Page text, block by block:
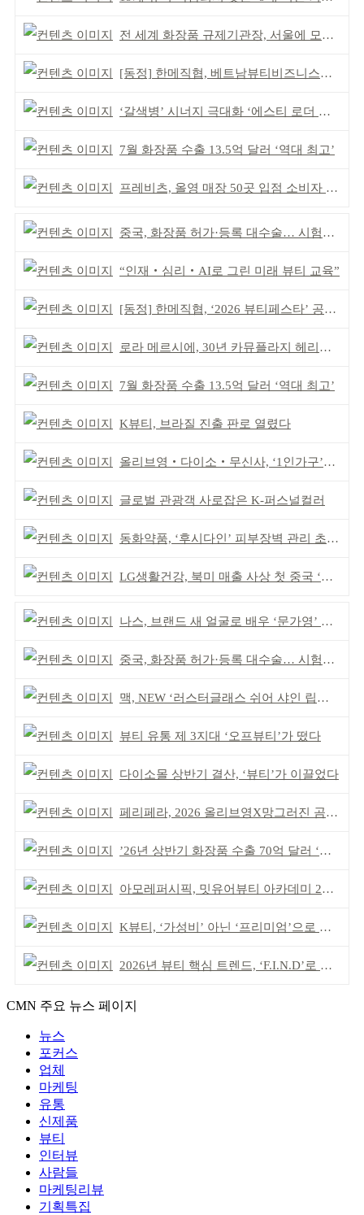
전 세계 화장품 규제기관장, 서울에 모인다
[동정] 한메직협, 베트남뷰티비즈니스협회와 MOU
‘갈색병’ 시너지 극대화 ‘에스티 로더 스킨부스터’ 출시
7월 화장품 수출 13.5억 달러 ‘역대 최고’
프레비츠, 올영 매장 50곳 입점 소비자 접점 강화
중국, 화장품 허가·등록 대수술… 시험자료 공용 허용
“인재‧심리‧AI로 그린 미래 뷰티 교육”
[동정] 한메직협, ‘2026 뷰티페스타’ 공동 주최
로라 메르시에, 30년 카뮤플라지 헤리티지 담아
7월 화장품 수출 13.5억 달러 ‘역대 최고’
K뷰티, 브라질 진출 판로 열렸다
올리브영‧다이소‧무신사, ‘1인가구’가 이끈다
글로벌 관광객 사로잡은 K-퍼스널컬러
동화약품, ‘후시다인’ 피부장벽 관리 초점 ‘리브랜딩’
LG생활건강, 북미 매출 사상 첫 중국 ‘추월’
나스, 브랜드 새 얼굴로 배우 ‘문가영’ 발탁
중국, 화장품 허가·등록 대수술… 시험자료 공용 허용
맥, NEW ‘러스터글래스 쉬어 샤인 립스틱’ 출시
뷰티 유통 제 3지대 ‘오프뷰티’가 떴다
다이소몰 상반기 결산, ‘뷰티’가 이끌었다
페리페라, 2026 올리브영X망그러진 곰 콜라보
’26년 상반기 화장품 수출 70억 달러 ‘역대 최고’
아모레퍼시픽, 밋유어뷰티 아카데미 2기 발대식
K뷰티, ‘가성비’ 아닌 ‘프리미엄’으로 승부걸어야
2026년 뷰티 핵심 트렌드, ‘F.I.N.D’로 읽는다
CMN 주요 뉴스 페이지
뉴스
포커스
업체
마케팅
유통
신제품
뷰티
인터뷰
사람들
마케팅리뷰
기획특집